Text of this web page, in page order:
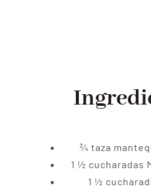
¾ taza
1 ½ cucharadas
1 ½